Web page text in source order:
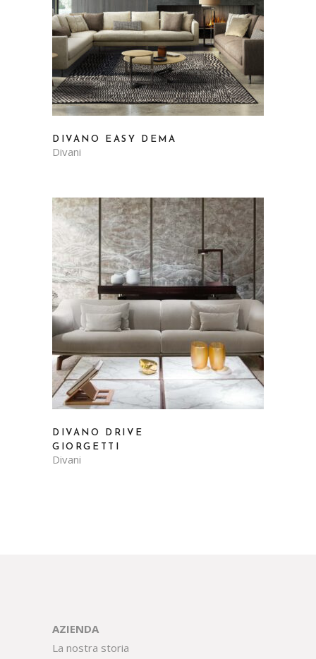
DIVANO EASY DEMA
Divani
DIVANO DRIVE
GIORGETTI
Divani
AZIENDA
La nostra storia